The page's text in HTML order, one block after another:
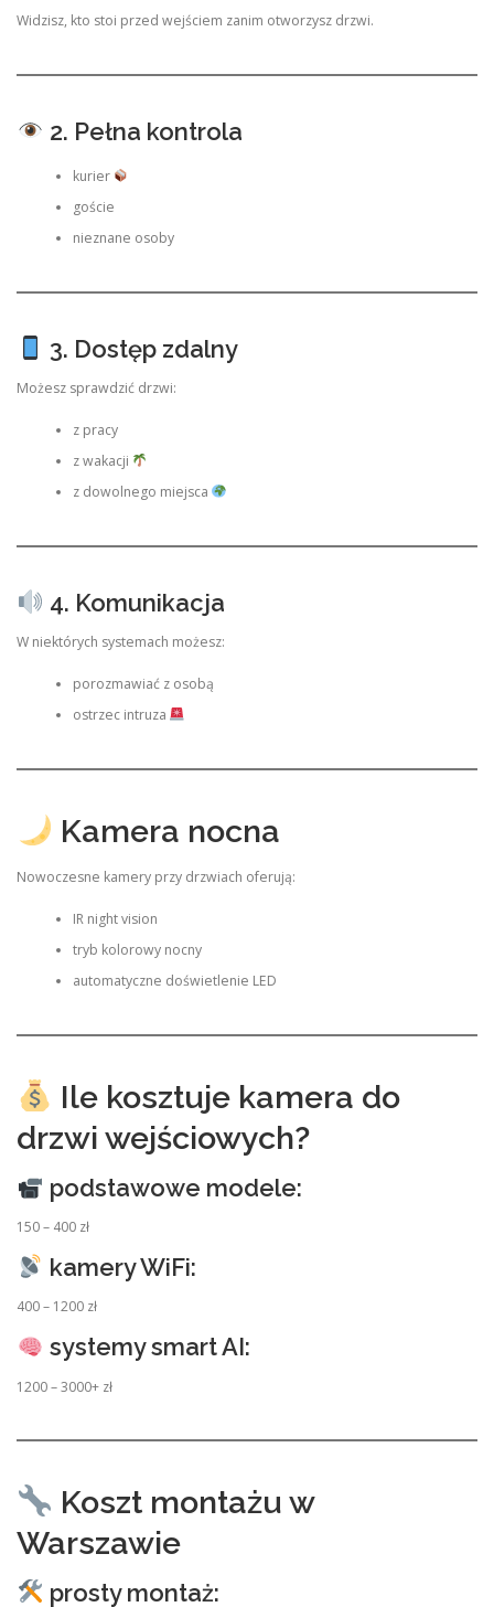
Widzisz, kto stoi przed wejściem zanim otworzysz drzwi.
2. Pełna kontrola
kurier
goście
nieznane osoby
3. Dostęp zdalny
Możesz sprawdzić drzwi:
z pracy
z wakacji
z dowolnego miejsca
4. Komunikacja
W niektórych systemach możesz:
porozmawiać z osobą
ostrzec intruza
Kamera nocna
Nowoczesne kamery przy drzwiach oferują:
IR night vision
tryb kolorowy nocny
automatyczne doświetlenie LED
Ile kosztuje kamera do
drzwi wejściowych?
podstawowe modele:
150 – 400 zł
kamery WiFi:
400 – 1200 zł
systemy smart AI:
1200 – 3000+ zł
Koszt montażu w
Warszawie
prosty montaż: